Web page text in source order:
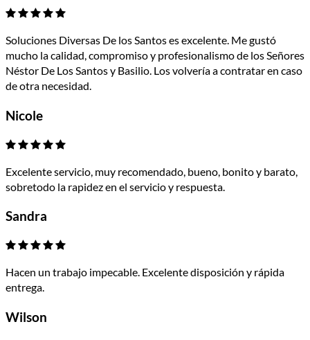
Soluciones Diversas De los Santos es excelente. Me gustó
mucho la calidad, compromiso y profesionalismo de los Señores
Néstor De Los Santos y Basilio. Los volvería a contratar en caso
de otra necesidad.
Nicole
Excelente servicio, muy recomendado, bueno, bonito y barato,
sobretodo la rapidez en el servicio y respuesta.
Sandra
Hacen un trabajo impecable. Excelente disposición y rápida
entrega.
Wilson